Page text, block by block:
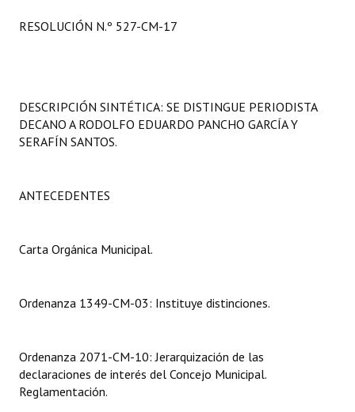
LEGISLACIÓN
Constitución Nacional
Carta Orgánica 2007
Organigrama
Informes de Gestión
RESOLUCIÓN N.º 527-CM-17
DESCRIPCIÓN SINTÉTICA: SE DISTINGUE PERIODISTA
DECANO A RODOLFO EDUARDO PANCHO GARCÍA Y
SERAFÍN SANTOS.
ANTECEDENTES
Carta Orgánica Municipal.
Ordenanza 1349-CM-03: Instituye distinciones.
Ordenanza 2071-CM-10: Jerarquización de las
declaraciones de interés del Concejo Municipal.
Reglamentación.